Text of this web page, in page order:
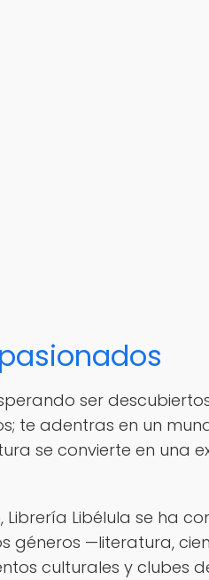
ser
te adentras en un
se convierte en una
, Librería Libélula se ha
géneros —literatura,
culturales y clubes